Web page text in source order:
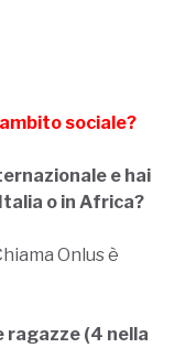
sociale?
e hai
o in Africa?
Onlus è
ragazze (4 nella